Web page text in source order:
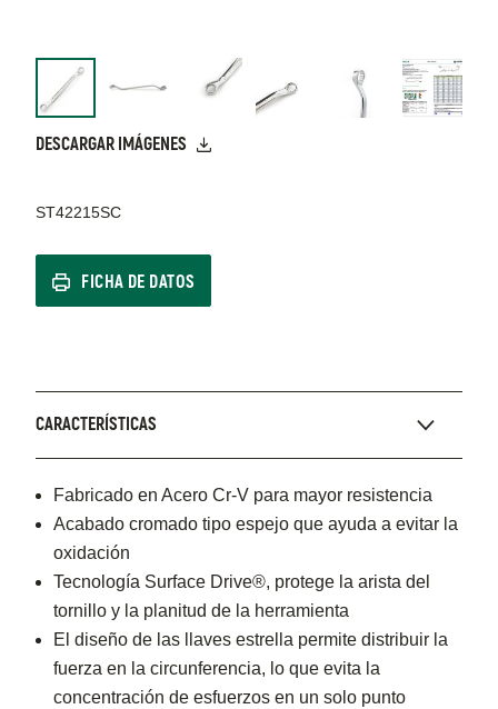
DESCARGAR IMÁGENES
ST42215SC
FICHA DE DATOS
CARACTERÍSTICAS
Fabricado en Acero Cr-V para mayor resistencia
Acabado cromado tipo espejo que ayuda a evitar la
oxidación
Tecnología Surface Drive®, protege la arista del
tornillo y la planitud de la herramienta
El diseño de las llaves estrella permite distribuir la
fuerza en la circunferencia, lo que evita la
concentración de esfuerzos en un solo punto